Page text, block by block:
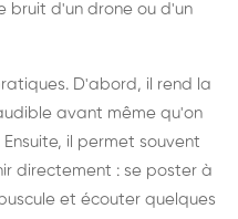
bruit d'un drone ou d'un
D'abord, il rend la
avant même qu'on
il permet souvent
directement : se poster à
et écouter quelques